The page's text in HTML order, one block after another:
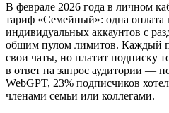
В феврале 2026 года в личном
тариф «Семейный»: одна оплата
индивидуальных аккаунтов с
общим пулом лимитов. Каждый
свои чаты, но платит подписку
в ответ на запрос аудитории —
WebGPT, 23% подписчиков
членами семьи или коллегами.